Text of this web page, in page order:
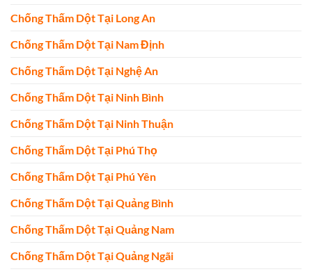
Chống Thấm Dột Tại Long An
Chống Thấm Dột Tại Nam Định
Chống Thấm Dột Tại Nghệ An
Chống Thấm Dột Tại Ninh Bình
Chống Thấm Dột Tại Ninh Thuận
Chống Thấm Dột Tại Phú Thọ
Chống Thấm Dột Tại Phú Yên
Chống Thấm Dột Tại Quảng Bình
Chống Thấm Dột Tại Quảng Nam
Chống Thấm Dột Tại Quảng Ngãi